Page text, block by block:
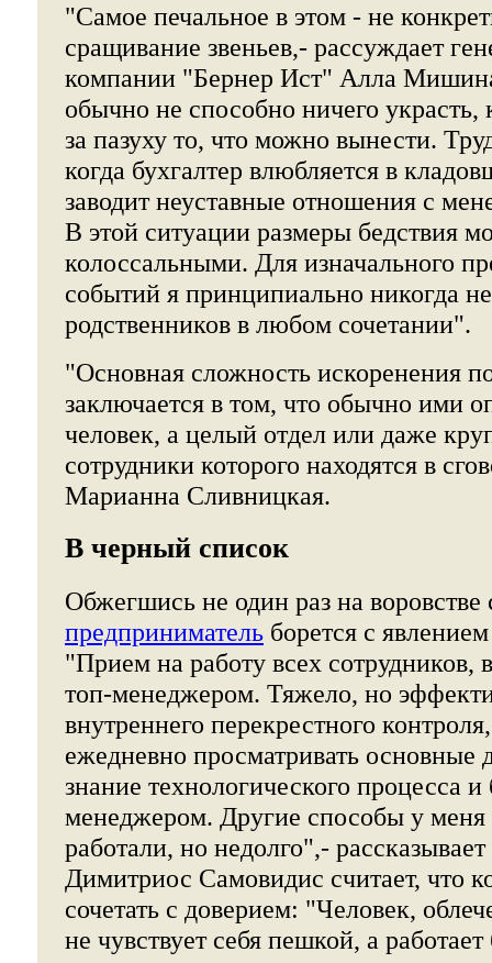
"Самое печальное в этом - не
сращивание звеньев,- рассуждает
компании "Бернер Ист" Алла
обычно не способно ничего украсть,
за пазуху то, что можно вынести.
когда бухгалтер влюбляется в
заводит неуставные отношения с
В этой ситуации размеры бедствия
колоссальными. Для изначального
событий я принципиально никогда
родственников в любом сочетании".
"Основная сложность искоренения
заключается в том, что обычно ими
человек, а целый отдел или даже
сотрудники которого находятся в
Марианна Сливницкая.
В черный список
Обжегшись не один раз на
предприниматель борется с
"Прием на работу всех
топ-менеджером. Тяжело, но
внутреннего перекрестного
ежедневно просматривать основные
знание технологического процесса и
менеджером. Другие способы у меня
работали, но недолго",-
Димитриос Самовидис считает, что
сочетать с доверием: "Человек,
не чувствует себя пешкой, а